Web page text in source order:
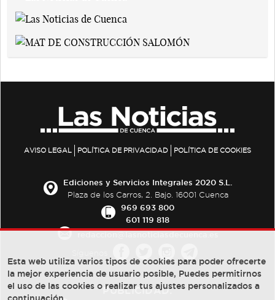
AVISO LEGAL POLÍTICA DE PRIVACIDAD POLÍTICA DE COOKIES
Ediciones y Servicios Integrales 2020 S.L.
Plaza de los Carros, 2. Bajo. 16001 Cuenca
969 693 800
601 119 818
PUBLICIDAD:
Esta web utiliza varios tipos de cookies para poder ofrecerte
la mejor experiencia de usuario posible, Puedes permitirnos
el uso de las cookies o realizar tus ajustes personalizados a